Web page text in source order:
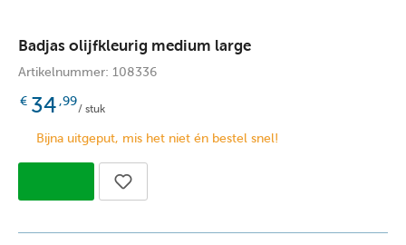
Badjas olijfkleurig medium large
Artikelnummer: 108336
€ 34,99
/ stuk
Bijna uitgeput, mis het niet én bestel snel!